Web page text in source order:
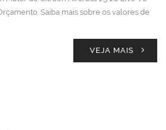
Saiba mais sobre os valores de
VEJA MAIS